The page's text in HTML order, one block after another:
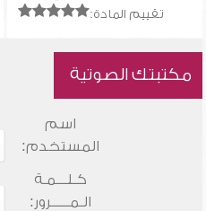
تقييم المادة:
مكتبتك الصوتية
اسم
المستخدم:
كـلـــمـة
الـمـــــرور: